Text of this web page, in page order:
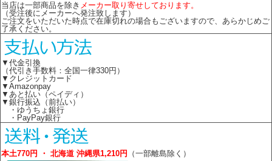
当店は一部商品を除き メーカー取り寄せしております。
（受注後にメーカーへ発注致します）
ご注文をいただいた時点で在庫切れの場合もございますので、あらかじめご
了承ください。
▼代金引換
（代引き手数料：全国一律330円）
▼クレジットカード
▼Amazonpay
▼あと払い（ペイディ）
▼銀行振込（前払い）
・ゆうちょ銀行
・PayPay銀行
本土770円 ・ 北海道 沖縄県1,210円 （一部離島除く）